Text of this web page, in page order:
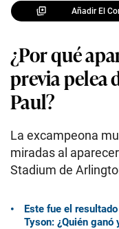
Añadir El
¿Por qué
previa pelea
Paul?
La excampeona
miradas al
Stadium de
Este fue el
Tyson: ¿Quién ganó